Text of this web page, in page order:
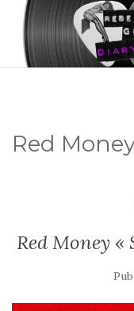
Red
Red Money «